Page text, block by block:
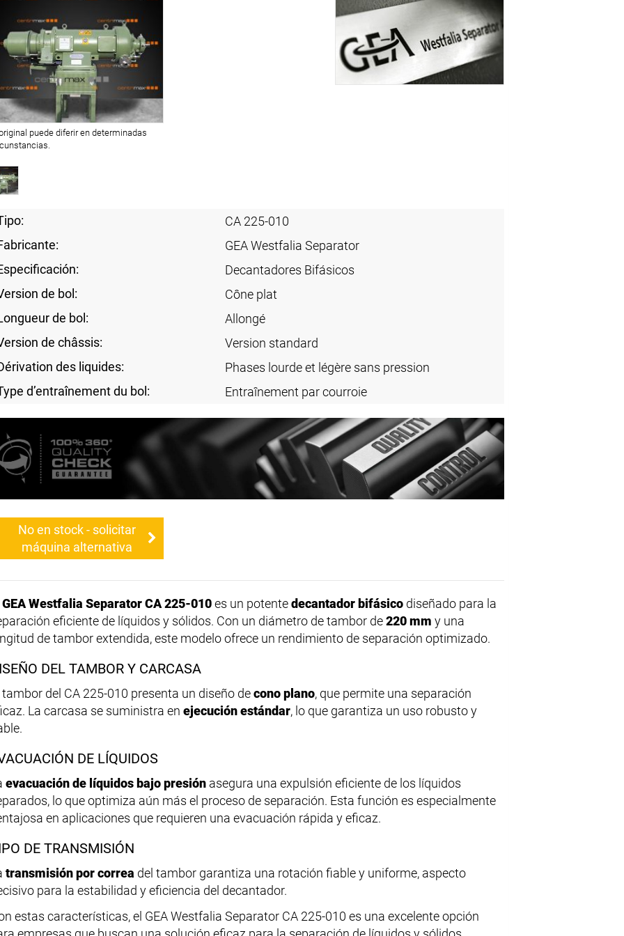
puede diferir en determinadas
CA 225-010
GEA Westfalia Separator
Decantadores Bifásicos
de bol:
Cône plat
de bol:
Allongé
de châssis:
Version standard
des liquides:
Phases lourde et légère sans pression
d’entraînement du bol:
Entraînement par courroie
No en stock - solicitar
máquina alternativa
GEA Westfalia Separator CA 225-010es un potentedecantador bifásico diseñado para la
eficiente de líquidos y sólidos. Con un diámetro de tambor de220 mm y una
de tambor extendida, este modelo ofrece un rendimiento de separación optimizado.
DEL TAMBOR Y CARCASA
tambor del CA 225-010 presenta un diseño decono plano, que permite una separación
La carcasa se suministra en ejecución estándar, lo que garantiza un uso robusto y
DE LÍQUIDOS
evacuación de líquidos bajo presión asegura una expulsión eficiente de los líquidos
lo que optimiza aún más el proceso de separación. Esta función es especialmente
en aplicaciones que requieren una evacuación rápida y eficaz.
DE TRANSMISIÓN
transmisión por correa del tambor garantiza una rotación fiable y uniforme, aspecto
para la estabilidad y eficiencia del decantador.
estas características, el GEA Westfalia Separator CA 225-010 es una excelente opción